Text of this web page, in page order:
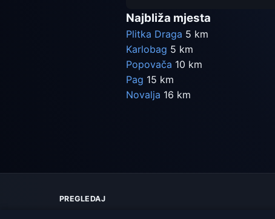
Najbliža mjesta
Plitka Draga 5 km
Karlobag 5 km
Popovača 10 km
Pag 15 km
Novalja 16 km
PREGLEDAJ